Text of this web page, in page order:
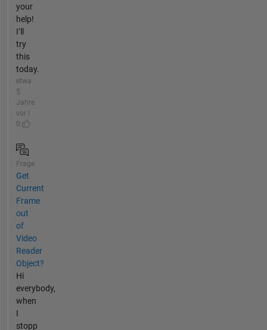
your
help!
I‘ll
try
this
today.
etwa
5
Jahre
vor |
0
Frage
Get
Current
Frame
out
of
Video
Reader
Object?
Hi
everybody,
when
I
stopp